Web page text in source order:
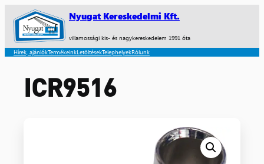
Nyugat Kereskedelmi Kft.
villamossági kis- és nagykereskedelem 1991 óta
Hírek, ajánlókTermékeinkLetöltésekTelephelyekRólunk
ICR9516